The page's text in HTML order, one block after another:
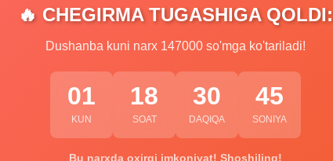
🔥 CHEGIRMA TUGASHIGA QOLDI:
Dushanba kuni narx 147000 so'mga ko'tariladi!
01
KUN
18
SOAT
30
DAQIQA
44
SONIYA
Bu narxda oxirgi imkoniyat! Shoshiling!